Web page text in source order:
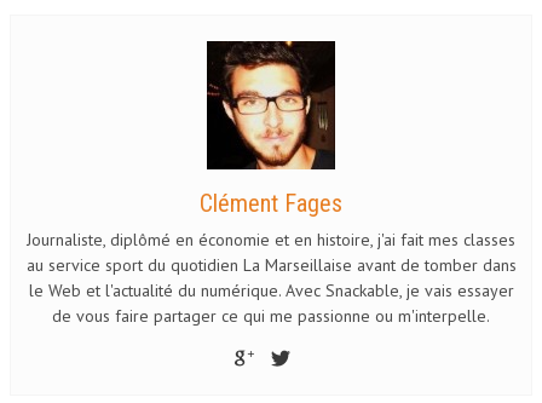
Clément Fages
Journaliste, diplômé en économie et en histoire, j'ai fait mes classes
au service sport du quotidien La Marseillaise avant de tomber dans
le Web et l'actualité du numérique. Avec Snackable, je vais essayer
de vous faire partager ce qui me passionne ou m'interpelle.